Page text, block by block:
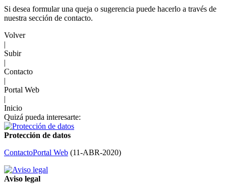
Si desea formular una queja o sugerencia puede hacerlo a través de
nuestra sección de contacto.
Volver
|
Subir
|
Contacto
|
Portal Web
|
Inicio
Quizá pueda interesarte:
Protección de datos
ContactoPortal Web (11-ABR-2020)
Aviso legal